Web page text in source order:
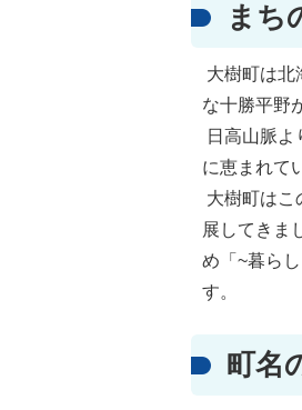
まち
大樹町は北
な十勝平野
日高山脈
に恵まれて
大樹町はこ
展してきま
め「~暮ら
す。
町名